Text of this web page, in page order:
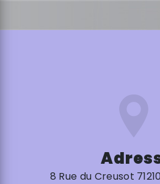
8 Rue du Creusot